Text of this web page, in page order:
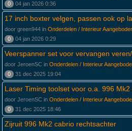
0
04 jan 2026 0:36
17 inch boxter velgen, passen ook op
door green944 in Onderdelen / Interieur
0
04 jan 2026 0:29
Veerspanner set voor vervangen
door JeroenSC in Onderdelen / Interieur
0
31 dec 2025 19:04
Laser Timing toolset voor o.a. 996 Mk2
door JeroenSC in Onderdelen / Interieur
0
31 dec 2025 18:46
Zijruit 996 Mk2 cabrio rechtsachter